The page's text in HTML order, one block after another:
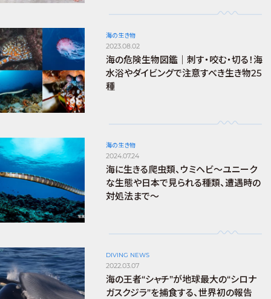
海の生き物
2023.08.02
海の危険生物図鑑｜刺す・咬む・切る！海
水浴やダイビングで注意すべき生き物25
種
海の生き物
2024.07.24
海に生きる爬虫類、ウミヘビ～ユニーク
な生態や日本で見られる種類、遭遇時の
対処法まで～
DIVING NEWS
2022.03.07
海の王者“シャチ”が地球最大の“シロナ
ガスクジラ”を捕食する、世界初の報告